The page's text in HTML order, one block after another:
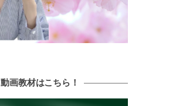
動画教材はこちら！